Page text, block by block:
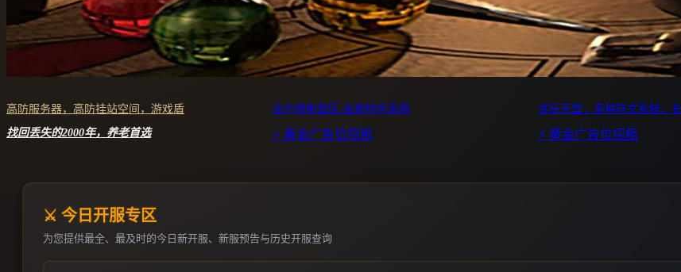
高防服务器，高防挂站空间，游戏盾 吉尔塔斯首区-全新特色系统 贪玩天堂，多种符文系统，
找回丢失的2000年，养老首选
⚡ 黄金广告位招租 ⚡ 黄金广告位招租
⚔️ 今日开服专区
为您提供最全、最及时的今日新开服、新服预告与历史开服查询